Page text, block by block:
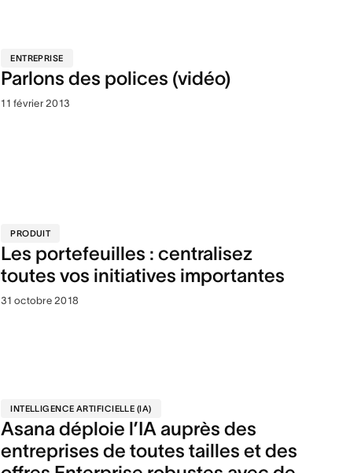
ENTREPRISE
Parlons des polices (vidéo)
11 février 2013
PRODUIT
Les portefeuilles : centralisez
toutes vos initiatives importantes
31 octobre 2018
INTELLIGENCE ARTIFICIELLE (IA)
Asana déploie l’IA auprès des
entreprises de toutes tailles et des